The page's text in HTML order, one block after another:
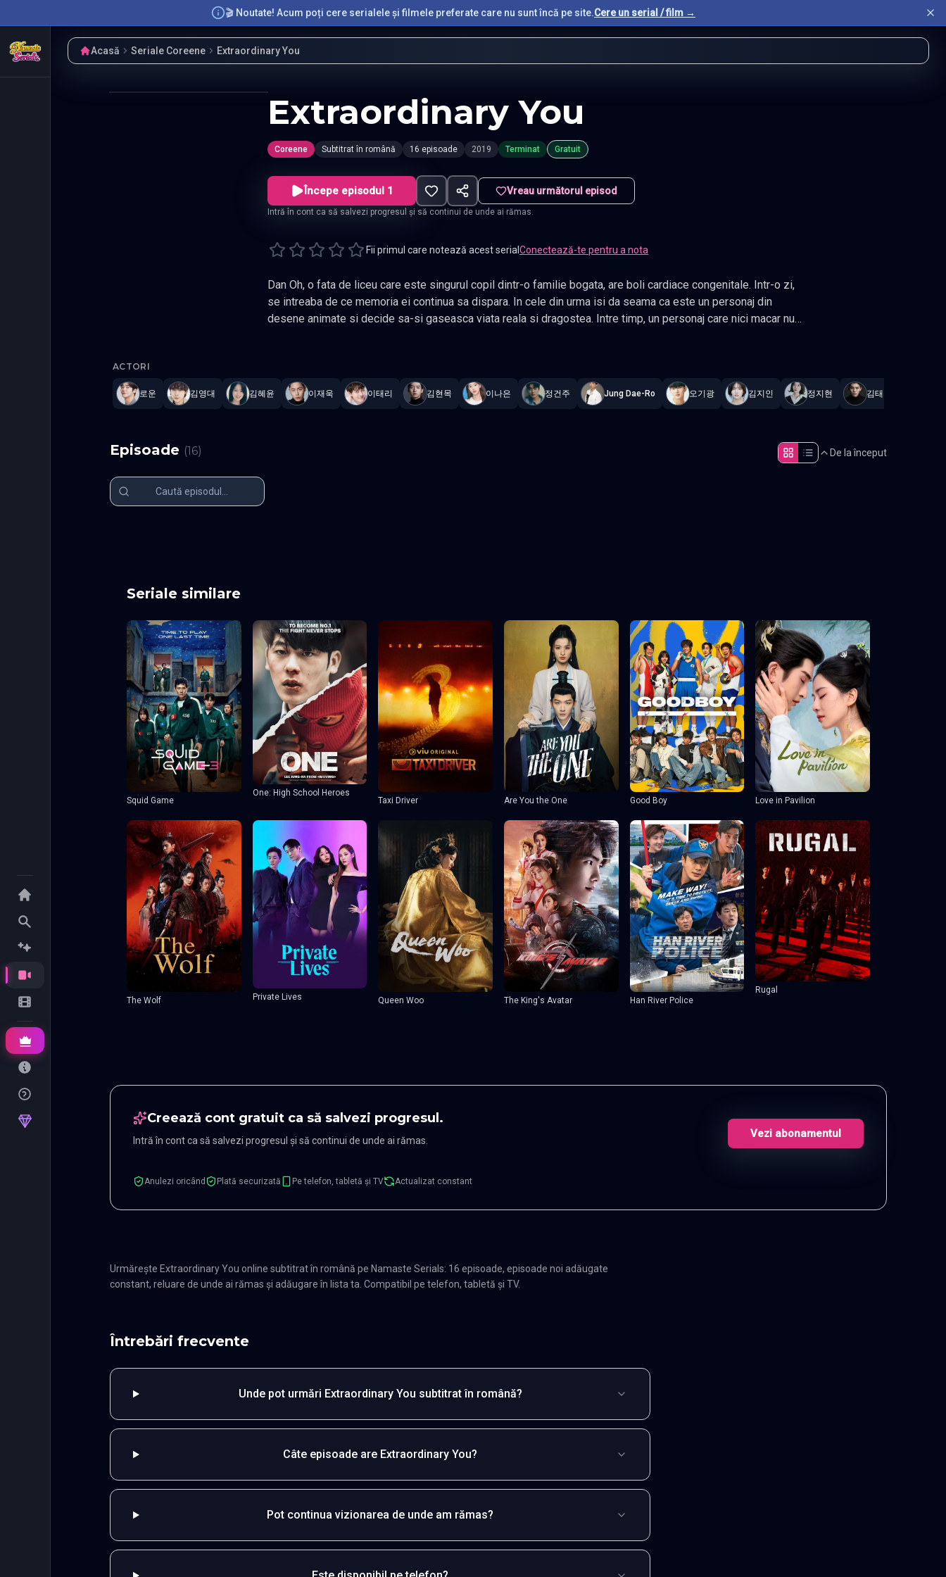
🎬 Noutate! Acum poți cere serialele și filmele preferate care nu sunt încă pe site.Cere un serial / film →
Acasă Seriale Coreene Extraordinary You
Extraordinary You
Coreene Subtitrat în română 16 episoade 2019 Terminat Gratuit
Începe episodul 1 Vreau următorul episod
Intră în cont ca să salvezi progresul și să continui de unde ai rămas.
Fii primul care notează acest serial Conectează-te pentru a nota
Dan Oh, o fata de liceu care este singurul copil dintr-o familie bogata, are boli cardiace congenitale. Intr-o zi,
se intreaba de ce memoria ei continua sa dispara. In cele din urma isi da seama ca este un personaj din
desene animate si decide sa-si gaseasca viata reala si dragostea. Intre timp, un personaj care nici macar nu
Fantezie Actori: Kim Hye Yoon, Rowoon
ACTORI
로운 김영대 김혜윤 이재욱 이태리 김현목 이나은 정건주 Jung Dae-Ro 오기광 김지인 정지현 김태정
Episoade (16) De la început
Seriale similare
Squid Game
One: High School Heroes
Taxi Driver Are You the One Good Boy Love in Pavilion
The Wolf Private Lives Queen Woo The King's Avatar Han River Police
Rugal
Creează cont gratuit ca să salvezi progresul.
Intră în cont ca să salvezi progresul și să continui de unde ai rămas.
Vezi abonamentul
Anulezi oricând Plată securizată Pe telefon, tabletă și TV Actualizat constant
Urmărește Extraordinary You online subtitrat în română pe Namaste Serials: 16 episoade, episoade noi adăugate
constant, reluare de unde ai rămas și adăugare în lista ta. Compatibil pe telefon, tabletă și TV.
Întrebări frecvente
Unde pot urmări Extraordinary You subtitrat în română?
Câte episoade are Extraordinary You?
Pot continua vizionarea de unde am rămas?